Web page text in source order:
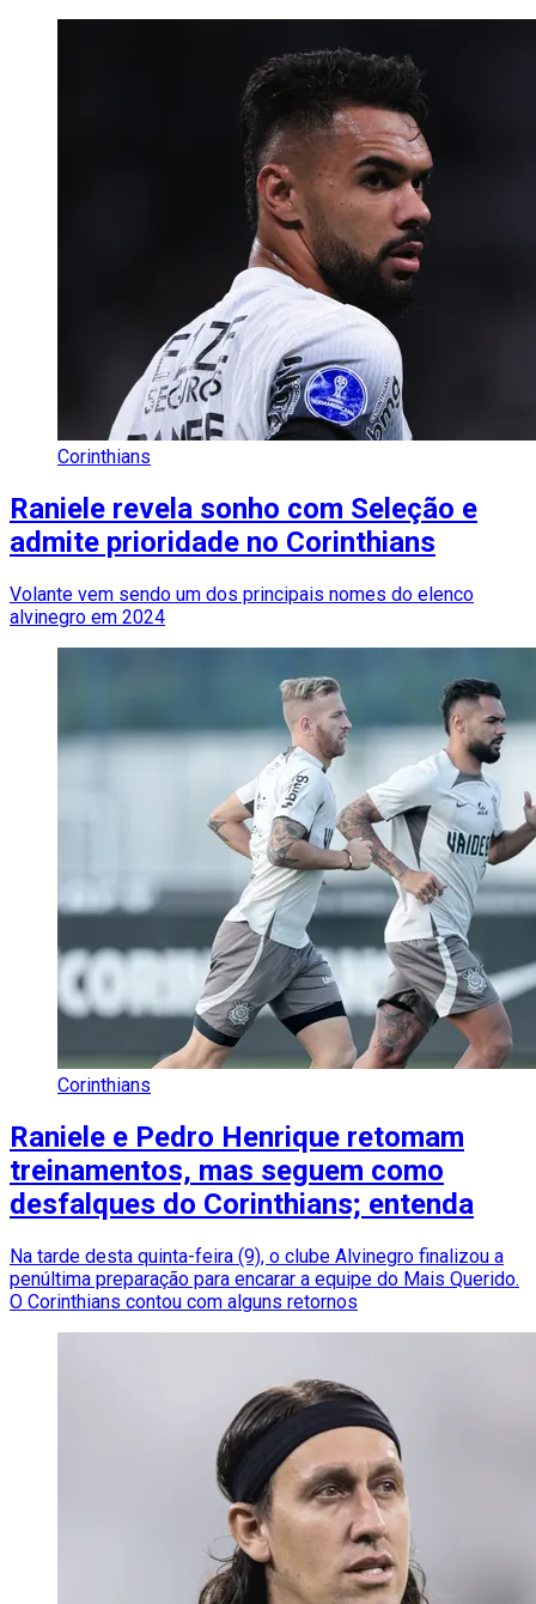
Corinthians
Raniele revela sonho com Seleção e
admite prioridade no Corinthians
Volante vem sendo um dos principais nomes do elenco
alvinegro em 2024
Corinthians
Raniele e Pedro Henrique retomam
treinamentos, mas seguem como
desfalques do Corinthians; entenda
Na tarde desta quinta-feira (9), o clube Alvinegro finalizou a
penúltima preparação para encarar a equipe do Mais Querido.
O Corinthians contou com alguns retornos